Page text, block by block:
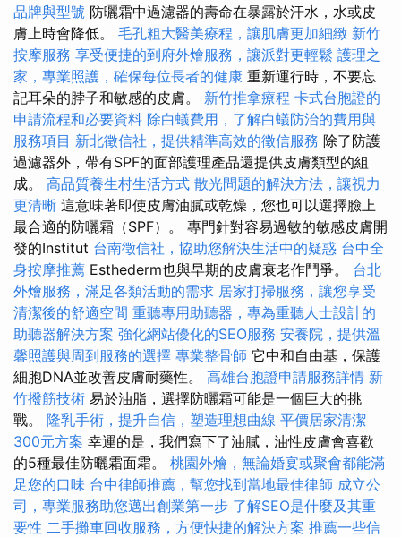
品牌與型號 防曬霜中過濾器的壽命在暴露於汗水，水或皮
膚上時會降低。 毛孔粗大醫美療程，讓肌膚更加細緻 新竹
按摩服務 享受便捷的到府外燴服務，讓派對更輕鬆 護理之
家，專業照護，確保每位長者的健康 重新運行時，不要忘
記耳朵的脖子和敏感的皮膚。 新竹推拿療程 卡式台胞證的
申請流程和必要資料 除白蟻費用，了解白蟻防治的費用與
服務項目 新北徵信社，提供精準高效的徵信服務 除了防護
過濾器外，帶有SPF的面部護理產品還提供皮膚類型的組
成。 高品質養生村生活方式 散光問題的解決方法，讓視力
更清晰 這意味著即使皮膚油膩或乾燥，您也可以選擇臉上
最合適的防曬霜（SPF）。 專門針對容易過敏的敏感皮膚開
發的Institut 台南徵信社，協助您解決生活中的疑惑 台中全
身按摩推薦 Esthederm也與早期的皮膚衰老作鬥爭。 台北
外燴服務，滿足各類活動的需求 居家打掃服務，讓您享受
清潔後的舒適空間 重聽專用助聽器，專為重聽人士設計的
助聽器解決方案 強化網站優化的SEO服務 安養院，提供溫
馨照護與周到服務的選擇 專業整骨師 它中和自由基，保護
細胞DNA並改善皮膚耐藥性。 高雄台胞證申請服務詳情 新
竹撥筋技術 易於油脂，選擇防曬霜可能是一個巨大的挑
戰。 隆乳手術，提升自信，塑造理想曲線 平價居家清潔
300元方案 幸運的是，我們寫下了油膩，油性皮膚會喜歡
的5種最佳防曬霜面霜。 桃園外燴，無論婚宴或聚會都能滿
足您的口味 台中律師推薦，幫您找到當地最佳律師 成立公
司，專業服務助您邁出創業第一步 了解SEO是什麼及其重
要性 二手攤車回收服務，方便快捷的解決方案 推薦一些信